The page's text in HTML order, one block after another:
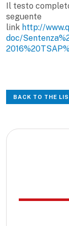
Il testo
seguente
link http://
doc/
BACK TO THE